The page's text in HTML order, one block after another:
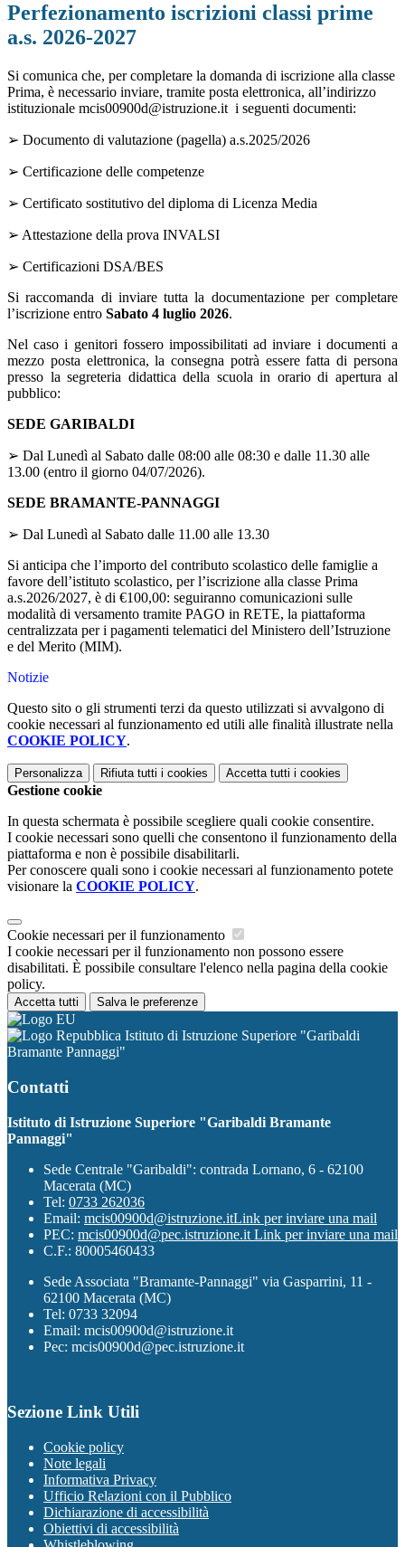
Perfezionamento iscrizioni classi prime
a.s. 2026-2027
Si comunica che, per completare la domanda di iscrizione alla classe
Prima, è necessario inviare, tramite posta elettronica, all’indirizzo
istituzionale mcis00900d@istruzione.it i seguenti documenti:
➢ Documento di valutazione (pagella) a.s.2025/2026
➢ Certificazione delle competenze
➢ Certificato sostitutivo del diploma di Licenza Media
➢ Attestazione della prova INVALSI
➢ Certificazioni DSA/BES
Si raccomanda di inviare tutta la documentazione per completare
l’iscrizione entro Sabato 4 luglio 2026.
Nel caso i genitori fossero impossibilitati ad inviare i documenti a
mezzo posta elettronica, la consegna potrà essere fatta di persona
presso la segreteria didattica della scuola in orario di apertura al
pubblico:
SEDE GARIBALDI
➢ Dal Lunedì al Sabato dalle 08:00 alle 08:30 e dalle 11.30 alle
13.00 (entro il giorno 04/07/2026).
SEDE BRAMANTE-PANNAGGI
➢ Dal Lunedì al Sabato dalle 11.00 alle 13.30
Si anticipa che l’importo del contributo scolastico delle famiglie a
favore dell’istituto scolastico, per l’iscrizione alla classe Prima
a.s.2026/2027, è di €100,00: seguiranno comunicazioni sulle
modalità di versamento tramite PAGO in RETE, la piattaforma
centralizzata per i pagamenti telematici del Ministero dell’Istruzione
e del Merito (MIM).
Notizie
Questo sito o gli strumenti terzi da questo utilizzati si avvalgono di
cookie necessari al funzionamento ed utili alle finalità illustrate nella
COOKIE POLICY.
Personalizza Rifiuta tutti i cookies Accetta tutti i cookies
Gestione cookie
In questa schermata è possibile scegliere quali cookie consentire.
I cookie necessari sono quelli che consentono il funzionamento della
piattaforma e non è possibile disabilitarli.
Per conoscere quali sono i cookie necessari al funzionamento potete
visionare la COOKIE POLICY.
Cookie necessari per il funzionamento
I cookie necessari per il funzionamento non possono essere
disabilitati. È possibile consultare l'elenco nella pagina della cookie
policy.
Accetta tutti Salva le preferenze
Istituto di Istruzione Superiore "Garibaldi
Bramante Pannaggi"
Contatti
Istituto di Istruzione Superiore "Garibaldi Bramante
Pannaggi"
Sede Centrale "Garibaldi": contrada Lornano, 6 - 62100
Macerata (MC)
Tel: 0733 262036
Email: mcis00900d@istruzione.itLink per inviare una mail
PEC: mcis00900d@pec.istruzione.it Link per inviare una mail
C.F.: 80005460433
Sede Associata "Bramante-Pannaggi" via Gasparrini, 11 -
62100 Macerata (MC)
Tel: 0733 32094
Email: mcis00900d@istruzione.it
Pec: mcis00900d@pec.istruzione.it
Sezione Link Utili
Cookie policy
Note legali
Informativa Privacy
Ufficio Relazioni con il Pubblico
Dichiarazione di accessibilità
Obiettivi di accessibilità